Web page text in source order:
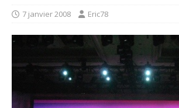
7 janvier 2008 Eric78